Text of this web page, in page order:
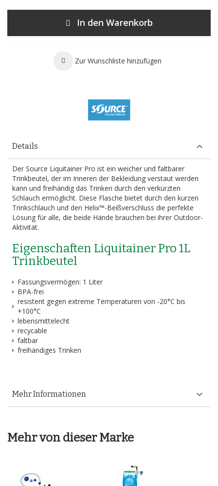
In den Warenkorb
Zur Wunschliste hinzufügen
Details
Der Source Liquitainer Pro ist ein weicher und faltbarer
Trinkbeutel, der im Inneren der Bekleidung verstaut werden
kann und freihändig das Trinken durch den verkürzten
Schlauch ermöglicht. Diese Flasche bietet durch den kurzen
Trinkschlauch und den Helix™-Beißverschluss die perfekte
Lösung für alle, die beide Hände brauchen bei ihrer Outdoor-
Aktivität.
Eigenschaften Liquitainer Pro 1L
Trinkbeutel
Fassungsvermögen: 1 Liter
BPA-frei
resistent gegen extreme Temperaturen von -20°C bis
+100°C
lebensmittelecht
recycable
faltbar
freihändiges Trinken
Mehr Informationen
Mehr von dieser Marke